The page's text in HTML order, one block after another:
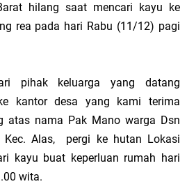
hilang saat mencari kayu ke
rea pada hari Rabu (11/12) pagi
pihak keluarga yang datang
kantor desa yang kami terima
atas nama Pak Mano warga Dsn
Kec. Alas, pergi ke hutan Lokasi
kayu buat keperluan rumah hari
wita.